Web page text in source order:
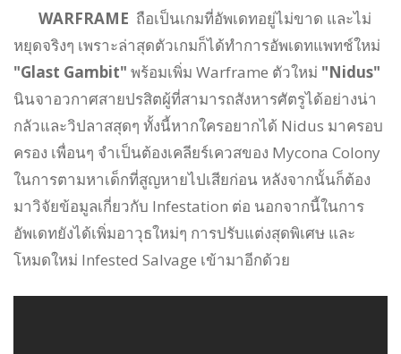
WARFRAME ถือเป็นเกมที่อัพเดทอยู่ไม่ขาด และไม่
หยุดจริงๆ เพราะล่าสุดตัวเกมก็ได้ทำการอัพเดทแพทช์ใหม่
"Glast Gambit" พร้อมเพิ่ม Warframe ตัวใหม่ "Nidus"
นินจาอวกาศสายปรสิตผู้ที่สามารถสังหารศัตรูได้อย่างน่า
กลัวและวิปลาสสุดๆ ทั้งนี้หากใครอยากได้ Nidus มาครอบ
ครอง เพื่อนๆ จำเป็นต้องเคลียร์เควสของ Mycona Colony
ในการตามหาเด็กที่สูญหายไปเสียก่อน หลังจากนั้นก็ต้อง
มาวิจัยข้อมูลเกี่ยวกับ Infestation ต่อ นอกจากนี้ในการ
อัพเดทยังได้เพิ่มอาวุธใหม่ๆ การปรับแต่งสุดพิเศษ และ
โหมดใหม่ Infested Salvage เข้ามาอีกด้วย